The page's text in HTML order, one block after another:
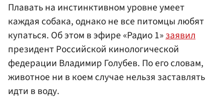
Плавать на инстинктивном уровне умеет
каждая собака, однако не все питомцы любят
купаться. Об этом в эфире «Радио 1»заявил
президент Российской кинологической
федерации Владимир Голубев. По его словам,
животное ни в коем случае нельзя заставлять
идти в воду.